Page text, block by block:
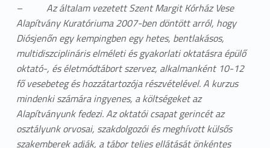
– Az általam vezetett Szent Margit Kórház Vese
Alapítvány Kuratóriuma 2007-ben döntött arról, hogy
Diósjenőn egy kempingben egy hetes, bentlakásos,
multidiszciplináris elméleti és gyakorlati oktatásra épülő
oktató-, és életmódtábort szervez, alkalmanként 10-12
fő vesebeteg és hozzátartozója részvételével. A kurzus
mindenki számára ingyenes, a költségeket az
Alapítványunk fedezi. Az oktatói csapat gerincét az
osztályunk orvosai, szakdolgozói és meghívott külsős
szakemberek adják, a tábor teljes ellátását önkéntes